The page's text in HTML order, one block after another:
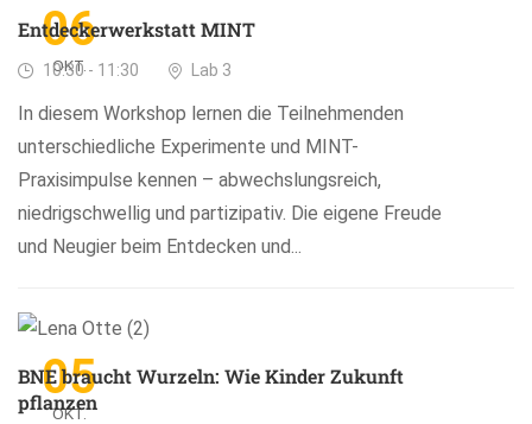
06
OKT.
Entdeckerwerkstatt MINT
10:30 - 11:30 Lab 3
In diesem Workshop lernen die Teilnehmenden
unterschiedliche Experimente und MINT-
Praxisimpulse kennen – abwechslungsreich,
niedrigschwellig und partizipativ. Die eigene Freude
und Neugier beim Entdecken und...
05
OKT.
BNE braucht Wurzeln: Wie Kinder Zukunft
pflanzen